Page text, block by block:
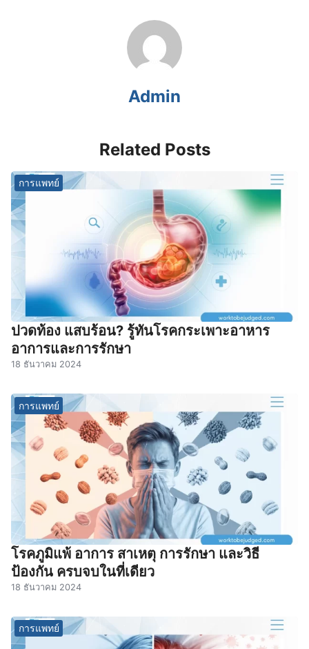
Admin
Related Posts
การแพทย์
ปวดท้อง แสบร้อน? รู้ทันโรคกระเพาะอาหาร
อาการและการรักษา
18 ธันวาคม 2024
การแพทย์
โรคภูมิแพ้ อาการ สาเหตุ การรักษา และวิธี
ป้องกัน ครบจบในที่เดียว
18 ธันวาคม 2024
การแพทย์